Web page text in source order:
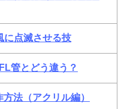
に点滅させる技
管とどう違う？
法（アクリル編）